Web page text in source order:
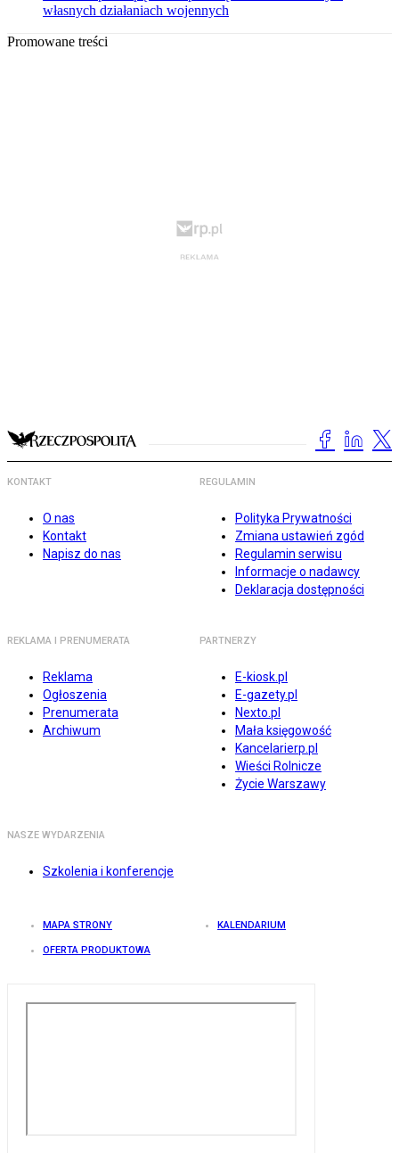
własnych działaniach wojennych
Promowane treści
KONTAKT
O nas
Kontakt
Napisz do nas
REGULAMIN
Polityka Prywatności
Zmiana ustawień zgód
Regulamin serwisu
Informacje o nadawcy
Deklaracja dostępności
REKLAMA I PRENUMERATA
Reklama
Ogłoszenia
Prenumerata
Archiwum
PARTNERZY
E-kiosk.pl
E-gazety.pl
Nexto.pl
Mała księgowość
Kancelarierp.pl
Wieści Rolnicze
Życie Warszawy
NASZE WYDARZENIA
Szkolenia i konferencje
MAPA STRONY KALENDARIUM
OFERTA PRODUKTOWA